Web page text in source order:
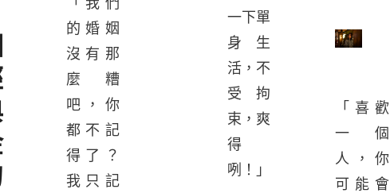
的婚姻
沒有那
麼糟
吧，你
都不記
得了？
我只記
一下單
身生
活，不
受拘
束，爽
得
咧！」
「喜歡
一個
人，你
可能會